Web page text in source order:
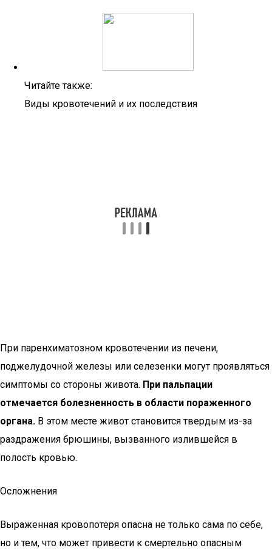
Читайте также:
Виды кровотечений и их последствия
При паренхиматозном кровотечении из печени,
поджелудочной железы или селезенки могут проявляться
симптомы со стороны живота. При пальпации
отмечается болезненность в области пораженного
органа. В этом месте живот становится твердым из-за
раздражения брюшины, вызванного излившейся в
полость кровью.
Осложнения
Выраженная кровопотеря опасна не только сама по себе,
но и тем, что может привести к смертельно опасным